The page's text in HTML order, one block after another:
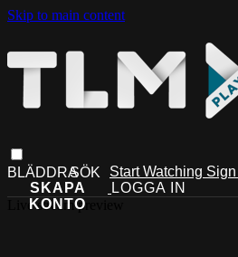
Skip to main content
Start Watching
Live stream preview